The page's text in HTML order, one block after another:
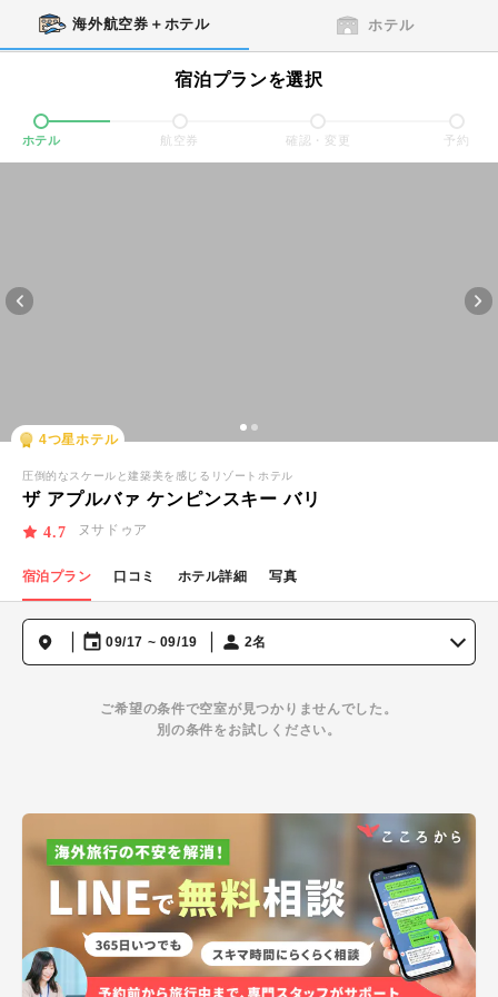
海外航空券＋ホテル ホテル
宿泊プランを選択
ホテル 航空券 確認・変更 予約
4つ星ホテル
圧倒的なスケールと建築美を感じるリゾートホテル
ザ アプルバァ ケンピンスキー バリ
4.7 ヌサドゥア
宿泊プラン 口コミ ホテル詳細 写真
09/17 ~ 09/19 2名
ご希望の条件で空室が見つかりませんでした。
別の条件をお試しください。